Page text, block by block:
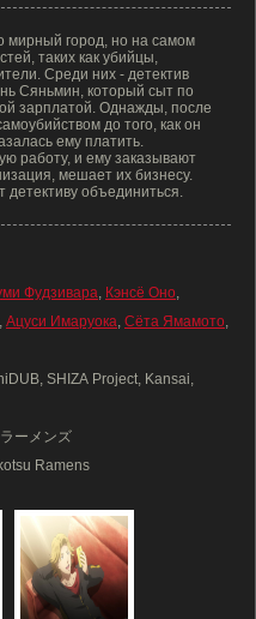
мирный город, но на самом
таких как убийцы,
Среди них - детектив
Сяньмин, который сыт по
зарплатой. Однажды, после
до того, как он
ему платить.
работу, и ему заказывают
мешает их бизнесу.
детективу объединиться.
Фудзивара, Кэнсё Оно,
, Ацуси Имаруока, Сёта Ямамото,
SHIZA Project, Kansai,
ーメンズ
Ramens